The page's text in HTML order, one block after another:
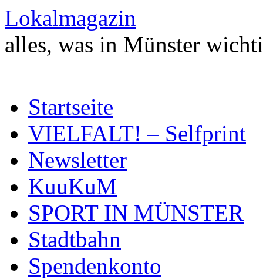
Zum
Inhalt
springen
Lokalmagazin
alles, was in Münster
Startseite
VIELFALT! – Selfprint
Newsletter
KuuKuM
SPORT IN MÜNSTER
Stadtbahn
Spendenkonto